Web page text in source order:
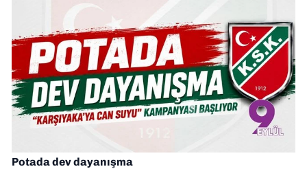
Potada dev dayanışma